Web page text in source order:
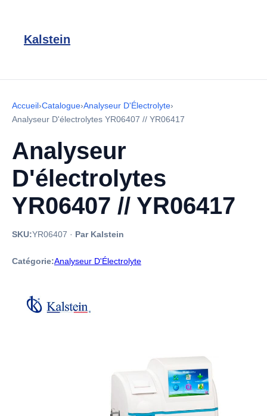
Kalstein
Accueil›Catalogue›Analyseur D'Électrolyte›
Analyseur D'électrolytes YR06407 // YR06417
Analyseur
D'électrolytes
YR06407 // YR06417
SKU:YR06407 · Par Kalstein
Catégorie:Analyseur D'Électrolyte